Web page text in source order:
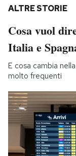
ALTRE STORIE
Cosa vuol
Italia e
E cosa cambia
molto frequenti